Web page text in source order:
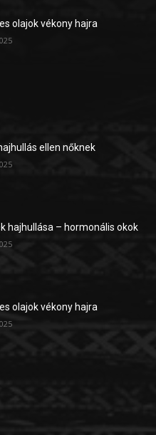
olajok vékony hajra
ellen nőknek
hajhullása – hormonális okok
olajok vékony hajra